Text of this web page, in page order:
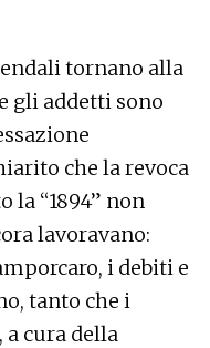
tornano alla
gli addetti sono
che la revoca
la “1894” non
lavoravano:
i debiti e
tanto che i
cura della